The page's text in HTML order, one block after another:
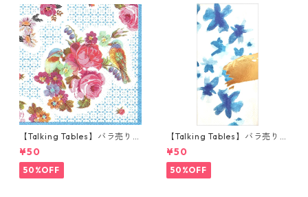
【Talking Tables】バラ売り1
枚 ポケットサイズ ペーパーナ
プキン TRULY ブルー
¥50
50%OFF
【Talking Tables】バラ売り1
枚 ランチサイズ ペーパーナプ
キン FLUORESCENT FLORAL
ブルー
¥50
50%OFF